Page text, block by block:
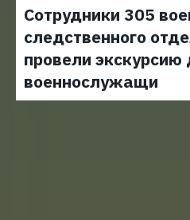
Сотрудники 305
следственного
провели экскурсию
военнослужащи